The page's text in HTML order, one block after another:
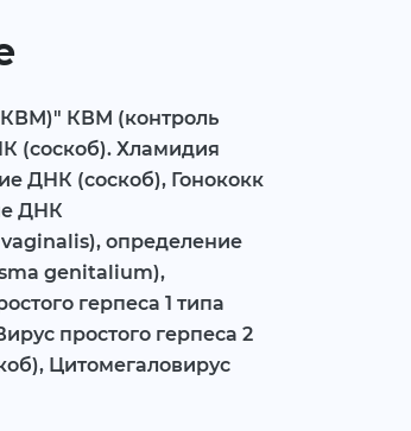
КВМ (контроль
(соскоб). Хламидия
ДНК (соскоб), Гонококк
ДНК
определение
genitalium),
герпеса 1 типа
простого герпеса 2
Цитомегаловирус